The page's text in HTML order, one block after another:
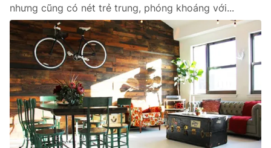
nhưng cũng có nét trẻ trung, phóng khoáng với...